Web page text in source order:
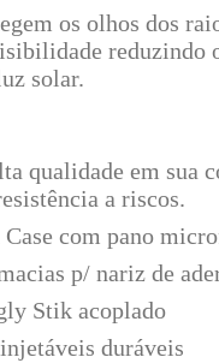
os olhos dos
reduzindo
solar.
qualidade em sua
a riscos.
Case com pano
p/ nariz de
Stik acoplado
duráveis